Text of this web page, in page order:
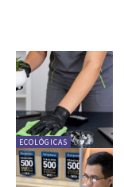
ECOLÓGICAS